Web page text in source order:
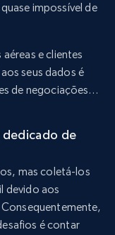
impossível de
e clientes
seus dados é
de negociações…
dedicado de
mas coletá-los
devido aos
é contar